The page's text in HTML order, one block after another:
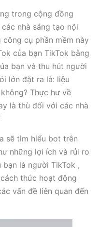
trong cộng đồng
nhà sáng tạo nội
cụ phần mềm này
của bạn TikTok bằng
bạn và thu hút người
lớn đặt ra là: liệu
Thực hư về
là thù đối với các nhà
sẽ tìm hiểu bot trên
những lợi ích và rủi ro
bạn là người TikTok ,
thức hoạt động
vấn đề liên quan đến